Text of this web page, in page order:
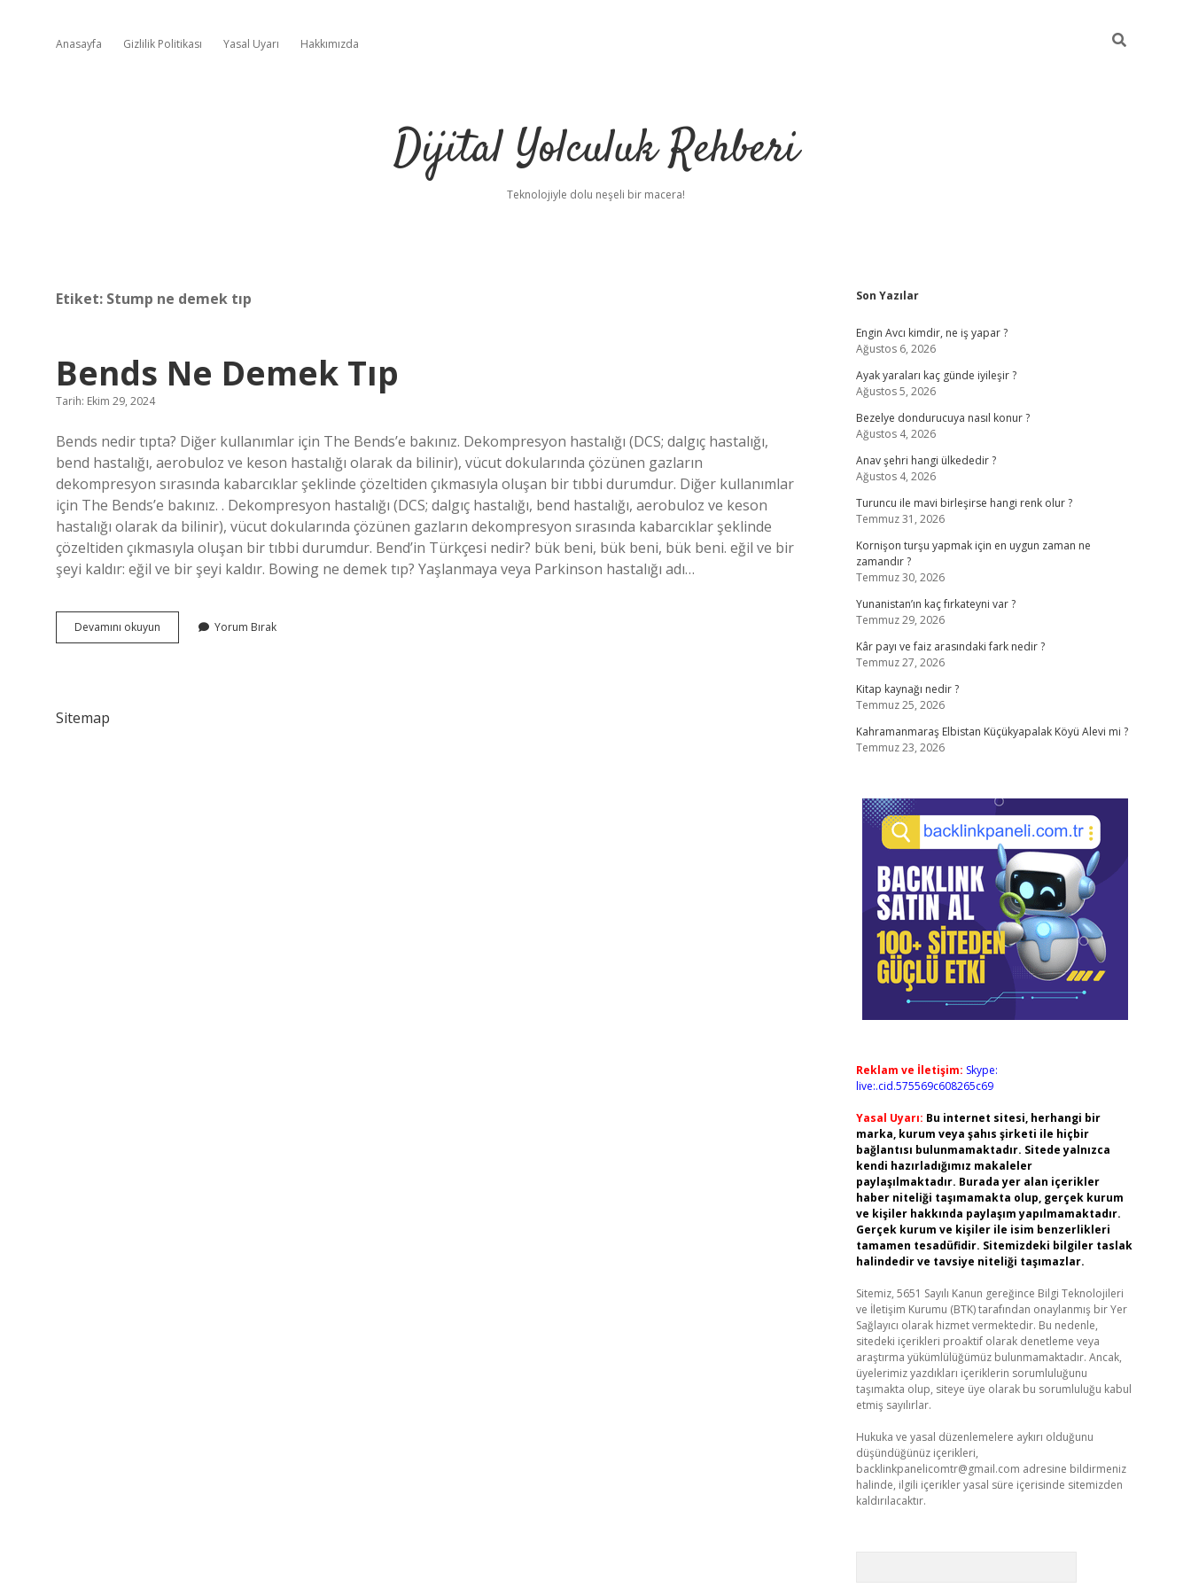
Anasayfa Gizlilik Politikası Yasal Uyarı Hakkımızda
Dijital Yolculuk Rehberi
Teknolojiyle dolu neşeli bir macera!
Etiket: Stump ne demek tıp
Bends Ne Demek Tıp
Tarih: Ekim 29, 2024
Bends nedir tıpta? Diğer kullanımlar için The Bends’e bakınız. Dekompresyon hastalığı (DCS; dalgıç hastalığı,
bend hastalığı, aerobuloz ve keson hastalığı olarak da bilinir), vücut dokularında çözünen gazların
dekompresyon sırasında kabarcıklar şeklinde çözeltiden çıkmasıyla oluşan bir tıbbi durumdur. Diğer kullanımlar
için The Bends’e bakınız. . Dekompresyon hastalığı (DCS; dalgıç hastalığı, bend hastalığı, aerobuloz ve keson
hastalığı olarak da bilinir), vücut dokularında çözünen gazların dekompresyon sırasında kabarcıklar şeklinde
çözeltiden çıkmasıyla oluşan bir tıbbi durumdur. Bend’in Türkçesi nedir? bük beni, bük beni, bük beni. eğil ve bir
şeyi kaldır: eğil ve bir şeyi kaldır. Bowing ne demek tıp? Yaşlanmaya veya Parkinson hastalığı adı…
Devamını okuyun
Ne
Yorum Bırak
Sitemap
Sidebar
Son Yazılar
Engin Avcı kimdir, ne iş yapar ?
Ağustos 6, 2026
Ayak yaraları kaç günde iyileşir ?
Ağustos 5, 2026
Bezelye dondurucuya nasıl konur ?
Ağustos 4, 2026
Anav şehri hangi ülkededir ?
Ağustos 4, 2026
Turuncu ile mavi birleşirse hangi renk olur ?
Temmuz 31, 2026
Kornişon turşu yapmak için en uygun zaman ne
zamandır ?
Temmuz 30, 2026
Yunanistan’ın kaç fırkateyni var ?
Temmuz 29, 2026
Kâr payı ve faiz arasındaki fark nedir ?
Temmuz 27, 2026
Kitap kaynağı nedir ?
Temmuz 25, 2026
Kahramanmaraş Elbistan Küçükyapalak Köyü Alevi mi ?
Temmuz 23, 2026
Reklam ve İletişim: Skype:
live:.cid.575569c608265c69
Yasal Uyarı: Bu internet sitesi, herhangi bir
marka, kurum veya şahıs şirketi ile hiçbir
bağlantısı bulunmamaktadır. Sitede yalnızca
kendi hazırladığımız makaleler
paylaşılmaktadır. Burada yer alan içerikler
haber niteliği taşımamakta olup, gerçek kurum
ve kişiler hakkında paylaşım yapılmamaktadır.
Gerçek kurum ve kişiler ile isim benzerlikleri
tamamen tesadüfidir. Sitemizdeki bilgiler taslak
halindedir ve tavsiye niteliği taşımazlar.
Sitemiz, 5651 Sayılı Kanun gereğince Bilgi Teknolojileri
ve İletişim Kurumu (BTK) tarafından onaylanmış bir Yer
Sağlayıcı olarak hizmet vermektedir. Bu nedenle,
sitedeki içerikleri proaktif olarak denetleme veya
araştırma yükümlülüğümüz bulunmamaktadır. Ancak,
üyelerimiz yazdıkları içeriklerin sorumluluğunu
taşımakta olup, siteye üye olarak bu sorumluluğu kabul
etmiş sayılırlar.
Hukuka ve yasal düzenlemelere aykırı olduğunu
düşündüğünüz içerikleri,
backlinkpanelicomtr@gmail.com adresine bildirmeniz
halinde, ilgili içerikler yasal süre içerisinde sitemizden
kaldırılacaktır.